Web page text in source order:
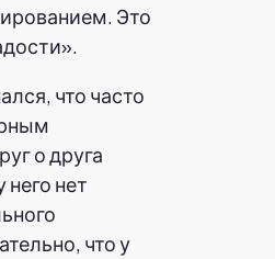
Это
что часто
о друга
нет
что у